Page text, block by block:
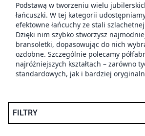
Podstawą w tworzeniu wielu
łańcuszki. W tej kategorii
efektowne łańcuchy ze stali
Dzięki nim szybko stworzysz
bransoletki, dopasowując do nich
ozdobne. Szczególnie polecamy
najróżniejszych kształtach – zarówno
standardowych, jak i bardziej
FILTRY